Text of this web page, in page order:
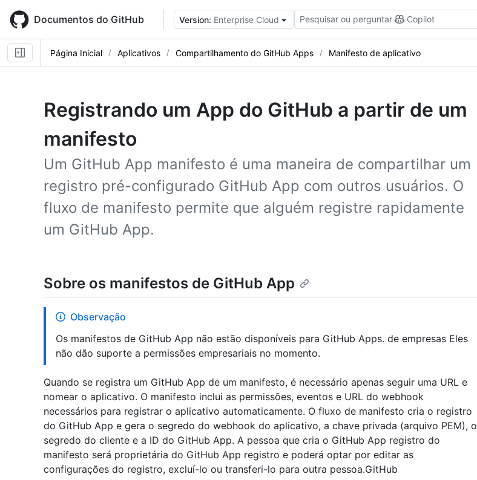
main
content
Documentos do GitHub Version: Enterprise Cloud Pesquisar ou perguntar Copilot
Página Inicial Aplicativos Compartilhamento do GitHub Apps Manifesto de aplicativo
Registrando um App do GitHub a partir de um
manifesto
Um GitHub App manifesto é uma maneira de compartilhar um
registro pré-configurado GitHub App com outros usuários. O
fluxo de manifesto permite que alguém registre rapidamente
um GitHub App.
Sobre os manifestos de GitHub App
Observação
Os manifestos de GitHub App não estão disponíveis para GitHub Apps. de empresas Eles
não dão suporte a permissões empresariais no momento.
Quando se registra um GitHub App de um manifesto, é necessário apenas seguir uma URL e
nomear o aplicativo. O manifesto inclui as permissões, eventos e URL do webhook
necessários para registrar o aplicativo automaticamente. O fluxo de manifesto cria o registro
do GitHub App e gera o segredo do webhook do aplicativo, a chave privada (arquivo PEM), o
segredo do cliente e a ID do GitHub App. A pessoa que cria o GitHub App registro do
manifesto será proprietária do GitHub App registro e poderá optar por editar as
configurações do registro, excluí-lo ou transferi-lo para outra pessoa.GitHub